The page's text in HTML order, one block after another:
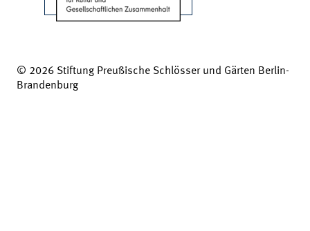
© 2026 Stiftung Preußische Schlösser und Gärten Berlin-
Brandenburg